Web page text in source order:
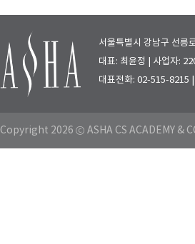
서울특별시 강남구 선릉
대표: 최윤정 | 사업자:
대표전화: 02-515-8215
Copyright 2026 ⓒ ASHA CS ACADEMY &